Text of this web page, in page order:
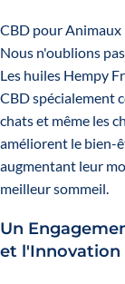
CBD pour Animaux
Nous n'oublions
Les huiles Hempy
CBD spécialement
chats et même les
améliorent le bien-
augmentant leur
meilleur sommeil.
Un
et l'Innovation